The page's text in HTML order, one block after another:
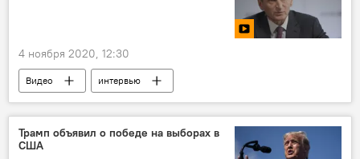
4 ноября 2020, 12:30
Видео
интервью
Сергей Нарышкин
Трамп объявил о победе на выборах в
США